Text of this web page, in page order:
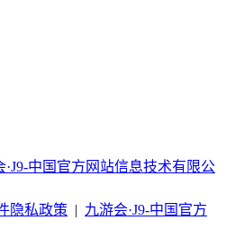
·J9-中国官方网站信息技术有限公
隐私政策
九游会·J9-中国官方